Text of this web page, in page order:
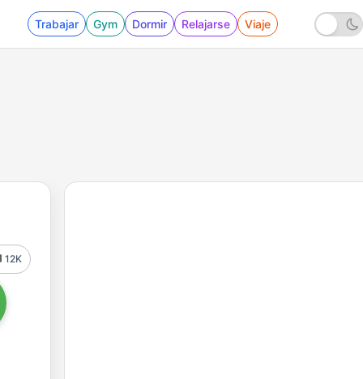
Trabajar Gym Dormir Relajarse Viaje
12K